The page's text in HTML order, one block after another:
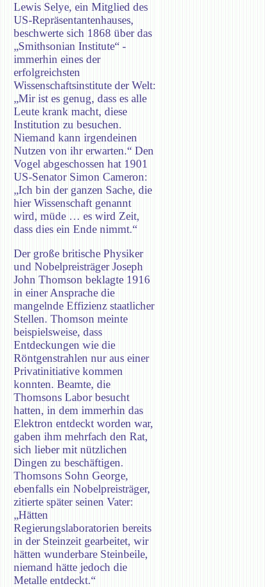
Lewis Selye, ein Mitglied des
US-Repräsentantenhauses,
beschwerte sich 1868 über das
„Smithsonian Institute“ -
immerhin eines der
erfolgreichsten
Wissenschaftsinstitute der Welt:
„Mir ist es genug, dass es alle
Leute krank macht, diese
Institution zu besuchen.
Niemand kann irgendeinen
Nutzen von ihr erwarten.“ Den
Vogel abgeschossen hat 1901
US-Senator Simon Cameron:
„Ich bin der ganzen Sache, die
hier Wissenschaft genannt
wird, müde … es wird Zeit,
dass dies ein Ende nimmt.“
Der große britische Physiker
und Nobelpreisträger Joseph
John Thomson beklagte 1916
in einer Ansprache die
mangelnde Effizienz staatlicher
Stellen. Thomson meinte
beispielsweise, dass
Entdeckungen wie die
Röntgenstrahlen nur aus einer
Privatinitiative kommen
konnten. Beamte, die
Thomsons Labor besucht
hatten, in dem immerhin das
Elektron entdeckt worden war,
gaben ihm mehrfach den Rat,
sich lieber mit nützlichen
Dingen zu beschäftigen.
Thomsons Sohn George,
ebenfalls ein Nobelpreisträger,
zitierte später seinen Vater:
„Hätten
Regierungslaboratorien bereits
in der Steinzeit gearbeitet, wir
hätten wunderbare Steinbeile,
niemand hätte jedoch die
Metalle entdeckt.“